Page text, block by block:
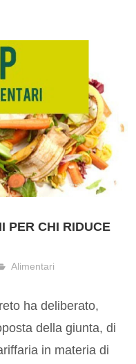
PER CHI RIDUCE
Alimentari
ha deliberato,
della giunta, di
in materia di